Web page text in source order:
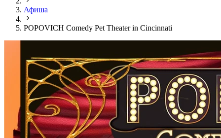
Афиша
POPOVICH Comedy Pet Theater in Cincinnati